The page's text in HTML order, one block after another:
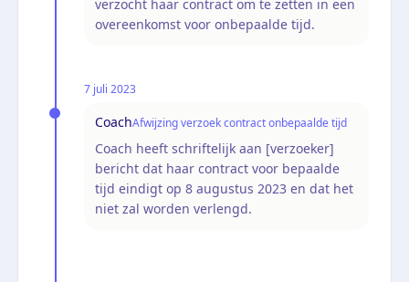
verzocht haar contract om te zetten in een
overeenkomst voor onbepaalde tijd.
7 juli 2023
CoachAfwijzing verzoek contract onbepaalde tijd
Coach heeft schriftelijk aan [verzoeker]
bericht dat haar contract voor bepaalde
tijd eindigt op 8 augustus 2023 en dat het
niet zal worden verlengd.